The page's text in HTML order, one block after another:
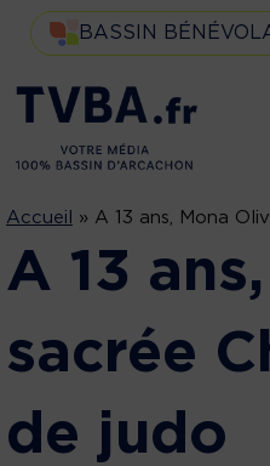
BASSIN
Accueil » A 13 ans, Mona
A 13
sacrée
de judo